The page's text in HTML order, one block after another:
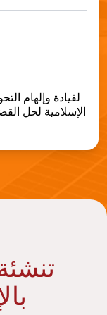
لقيادة وإلهام
الإسلامية لحل